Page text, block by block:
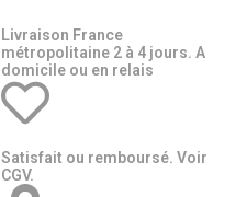
Livraison France
métropolitaine 2 à 4 jours. A
domicile ou en relais​​
Satisfait ou remboursé. Voir
CGV.